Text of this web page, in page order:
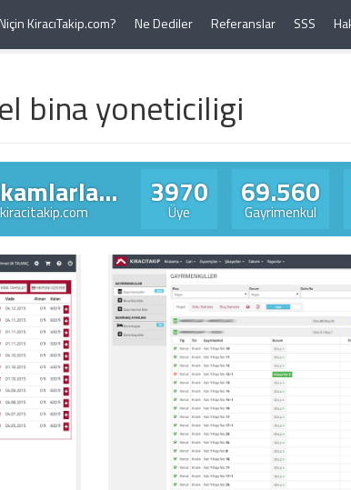
KiracıTakip.com? Ne Dediler Referanslar SSS
bina yoneticiligi
kiracitakip.com
3970
Üye
69.560
Gayrimenkul